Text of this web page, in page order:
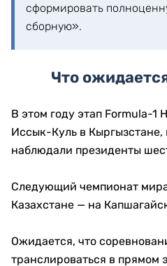
сформировать
сборную».
Что
В этом году этап Formula-1
Иссык-Куль в Кыргызстане,
наблюдали президенты
Следующий чемпионат мира
Казахстане — на
Ожидается, что
транслироваться в прямом